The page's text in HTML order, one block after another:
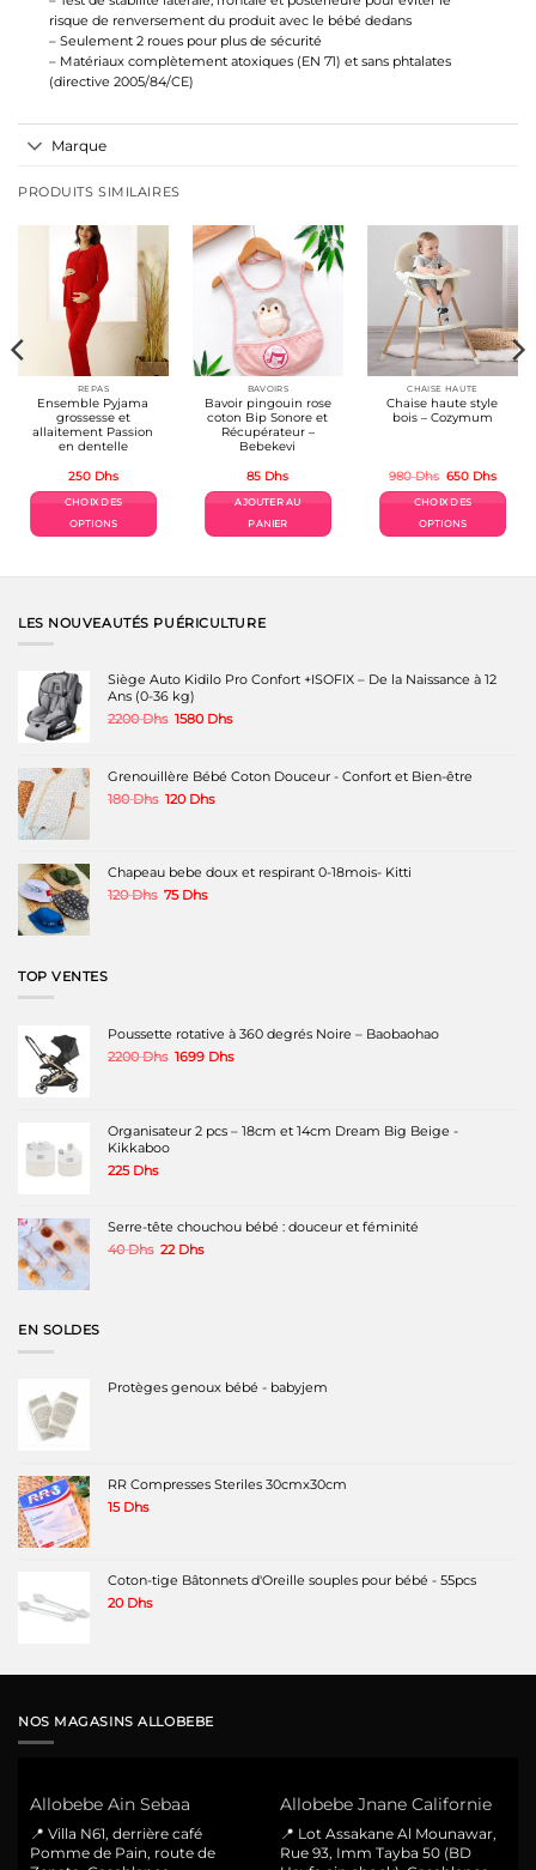
risque de renversement du produit avec le bébé dedans
– Seulement 2 roues pour plus de sécurité
– Matériaux complètement atoxiques (EN 71) et sans phtalates
(directive 2005/84/CE)
Marque
PRODUITS SIMILAIRES
REPAS
Ensemble Pyjama
grossesse et
allaitement Passion
en dentelle
250 Dhs
CHOIX DES
OPTIONS
a
variations.
être
choisies
sur
du
produit
BAVOIRS
Bavoir pingouin rose
coton Bip Sonore et
Récupérateur –
Bebekevi
85 Dhs
AJOUTER AU
PANIER
CHAISE HAUTE
Chaise haute style
bois – Cozymum
980Dhs Le
initial
était :
980 Dhs.
650 DhsLe
actuel
CHOIX DES
OPTIONS
a
être
du
LES NOUVEAUTÉS PUÉRICULTURE
Siège Auto Kidilo Pro Confort +ISOFIX – De la Naissance à 12
Ans (0-36 kg)
2200Dhs Le
était :
2200 Dhs.
1580 DhsLe
est :
1580 Dhs.
Grenouillère Bébé Coton Douceur - Confort et Bien-être
180Dhs Le
180 Dhs.
120 DhsLe
120 Dhs.
Chapeau bebe doux et respirant 0-18mois- Kitti
120Dhs Le
75 DhsLe
TOP VENTES
Poussette rotative à 360 degrés Noire – Baobaohao
2200Dhs Le
1699 DhsLe
Organisateur 2 pcs – 18cm et 14cm Dream Big Beige -
Kikkaboo
225 Dhs
Serre-tête chouchou bébé : douceur et féminité
40Dhs Le
22 DhsLe
EN SOLDES
Protèges genoux bébé - babyjem
RR Compresses Steriles 30cmx30cm
15 Dhs
Coton-tige Bâtonnets d'Oreille souples pour bébé - 55pcs
20 Dhs
NOS MAGASINS ALLOBEBE
Allobebe Ain Sebaa
📍 Villa N61, derrière café
Pomme de Pain, route de
Allobebe Jnane Californie
📍 Lot Assakane Al Mounawar,
Rue 93, Imm Tayba 50 (BD